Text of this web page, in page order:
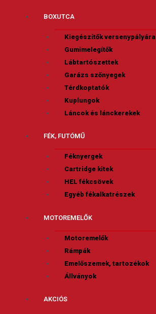
BOXUTCA
Kiegészítők versenypályára
Gumimelegítők
Lábtartószettek
Garázs szőnyegek
Térdkoptatók
Kuplungok
Láncok és lánckerekek
FÉK, FUTÓMŰ
Féknyergek
Cartridge kitek
HEL fékcsövek
Egyéb fékalkatrészek
MOTOREMELŐK
Motoremelők
Rámpák
Emelőszemek, tartozékok
Állványok
AKCIÓS